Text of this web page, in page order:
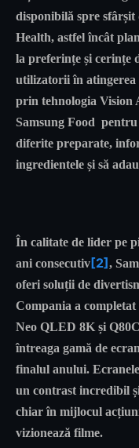
disponibilă spre sfârșit
Health, astfel încât
la preferințe și cerințe
utilizatorii în atingerea
prin tehnologia Vision
Samsung Food
diferite preparate,
ingredientele și să
În calitate de lider pe
ani consecutiv[2],
oferi soluții de
Compania a
Neo QLED 8K și
întreaga gamă de
finalul anului.
un contrast incredibil
chiar în mijlocul
vizionează filme.